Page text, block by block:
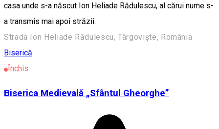
casa unde s-a născut Ion Heliade Rădulescu, al cărui nume s-
a transmis mai apoi străzii.
Strada Ion Heliade Rădulescu, Târgoviște, România
Biserică
Închis
Biserica Medievală „Sfântul Gheorghe”